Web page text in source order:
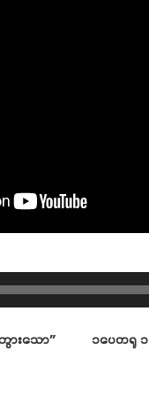
ဘွားသော” ၁ပေတရု ၁